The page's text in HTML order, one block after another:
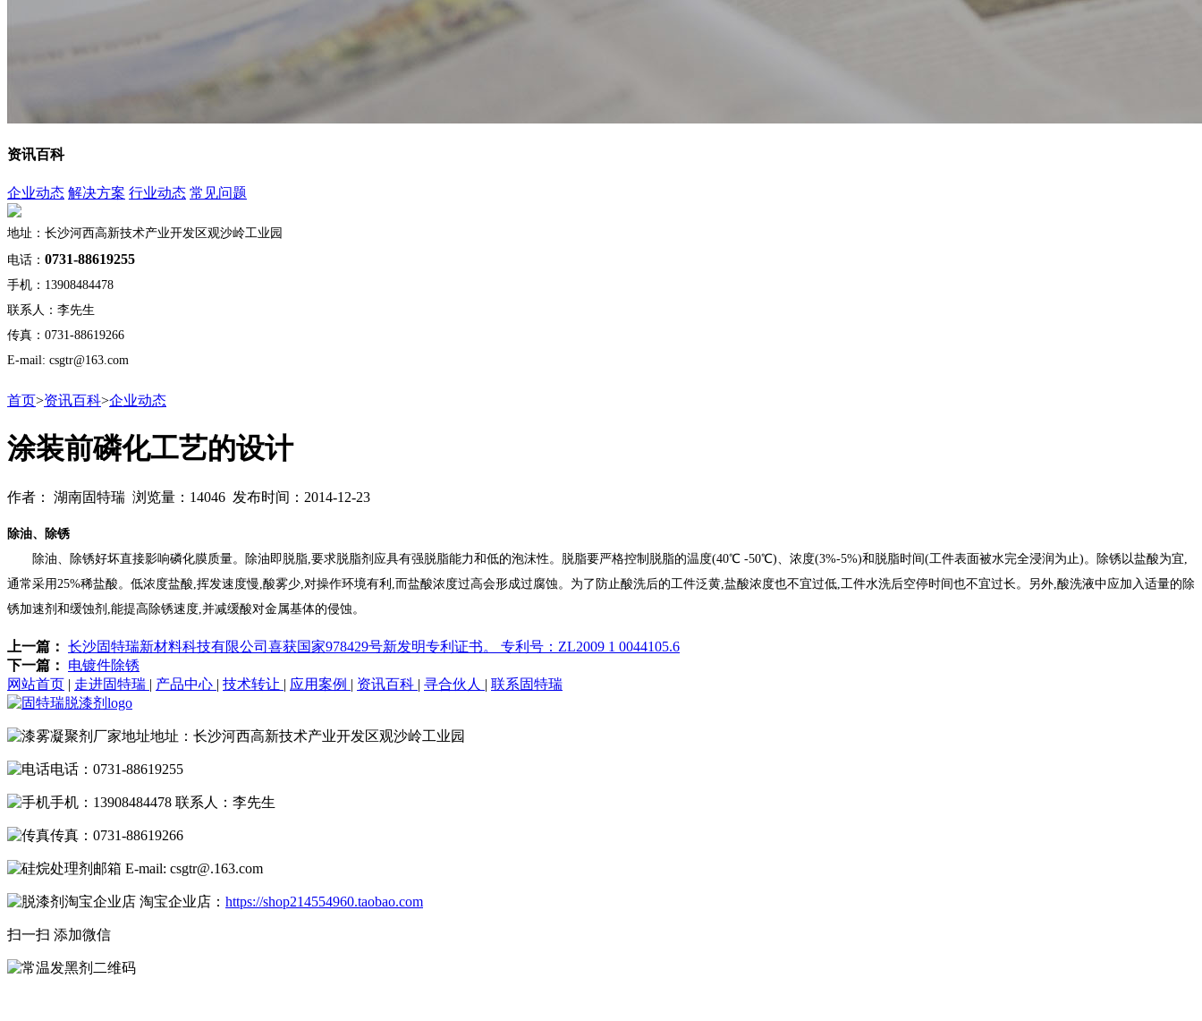
资讯百科
企业动态 解决方案 行业动态 常见问题
地址：长沙河西高新技术产业开发区观沙岭工业园
电话： 0731-88619255
手机：13908484478
联系人：李先生
传真：0731-88619266
E-mail: csgtr@163.com
首页>资讯百科>企业动态
涂装前磷化工艺的设计
作者： 湖南固特瑞 浏览量：14046 发布时间：2014-12-23
除油、除锈
除油、除锈好坏直接影响磷化膜质量。除油即脱脂,要求脱脂剂应具有强脱脂能力和低的泡沫性。脱脂要严格控制脱脂的温度(40℃ -50℃)、浓度(3%-5%)和脱脂时间(工件表面被水完全浸润为止)。除锈以盐酸为宜,
通常采用25%稀盐酸。低浓度盐酸,挥发速度慢,酸雾少,对操作环境有利,而盐酸浓度过高会形成过腐蚀。为了防止酸洗后的工件泛黄,盐酸浓度也不宜过低,工件水洗后空停时间也不宜过长。另外,酸洗液中应加入适量的除
锈加速剂和缓蚀剂,能提高除锈速度,并减缓酸对金属基体的侵蚀。
上一篇： 长沙固特瑞新材料科技有限公司喜获国家978429号新发明专利证书。 专利号：ZL2009 1 0044105.6
下一篇：
电镀件除锈
网站首页 | 走进固特瑞 | 产品中心 | 技术转让 | 应用案例 | 资讯百科 | 寻合伙人 | 联系固特瑞
地址：长沙河西高新技术产业开发区观沙岭工业园
电话：0731-88619255
手机：13908484478 联系人：李先生
传真：0731-88619266
E-mail: csgtr@.163.com
淘宝企业店： https://shop214554960.taobao.com
扫一扫 添加微信